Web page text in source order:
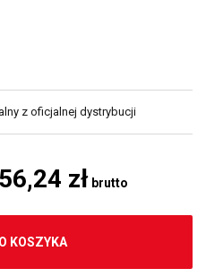
z oficjalnej dystrybucji
zł brutto
KOSZYKA